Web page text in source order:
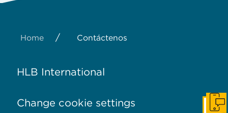
Home / Contáctenos
HLB International
Change cookie settings